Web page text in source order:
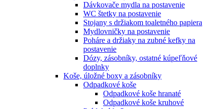
Dávkovače mydla na postavenie
WC štetky na postavenie
Stojany s držiakom toaletného papiera
Mydlovničky na postavenie
Poháre a držiaky na zubné kefky na
postavenie
Dózy, zásobníky, ostatné kúpeľňové
doplnky
Koše, úložné boxy a zásobníky
Odpadkové koše
Odpadkové koše hranaté
Odpadkové koše kruhové